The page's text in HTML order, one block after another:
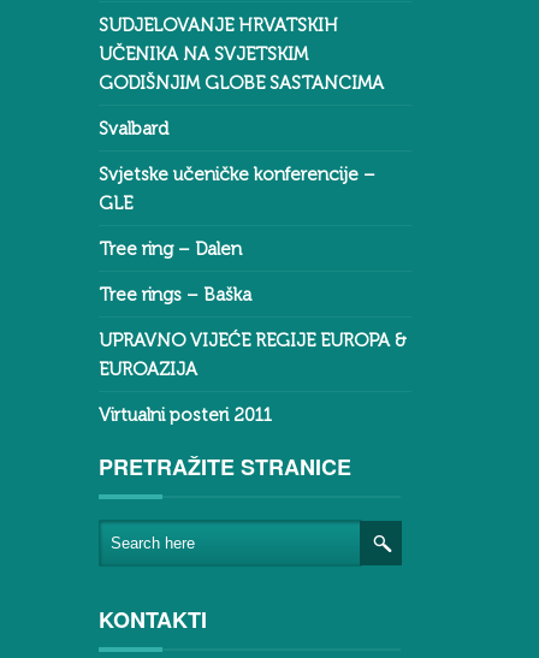
SUDJELOVANJE HRVATSKIH
UČENIKA NA SVJETSKIM
GODIŠNJIM GLOBE SASTANCIMA
Svalbard
Svjetske učeničke konferencije –
GLE
Tree ring – Dalen
Tree rings – Baška
UPRAVNO VIJEĆE REGIJE EUROPA &
EUROAZIJA
Virtualni posteri 2011
PRETRAŽITE STRANICE
KONTAKTI